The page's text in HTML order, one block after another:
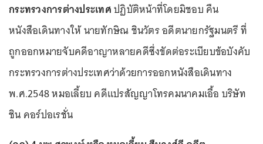
กระทรวงการต่างประเทศปฏิบัติหน้าที่โดยมิชอบ คืน
หนังสือเดินทางให้ นายทักษิณ ชินวัตร อดีตนายกรัฐมนตรี ที่
ถูกออกหมายจับคดีอาญาหลายคดีซึ่งขัดต่อระเบียบข้อบังคับ
กระทรวงการต่างประเทศว่าด้วยการออกหนังสือเดินทาง
พ.ศ.2548 หมอเลี้ยบ คดีแปรสัญญาโทรคมนาคมเอื้อ บริษัท
ชิน คอร์ปอเรชั่น